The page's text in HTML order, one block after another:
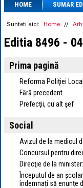
HOME SUMAR
Sunteti aici: Home //
Editia 8496 -
Prima pagină
Reforma Poliţiei
Fără precedent
Prefecţii, cu alt şef
Social
Avizul de la medicul
Concursul pentru
Direcţie de la
Începutul de an
îndemnați să enunțe